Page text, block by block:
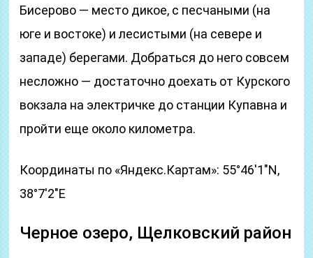
Бисерово — место дикое, с песчаными (на
юге и востоке) и лесистыми (на севере и
западе) берегами. Добраться до него совсем
несложно — достаточно доехать от Курского
вокзала на электричке до станции Купавна и
пройти еще около километра.
Координаты по «Яндекс.Картам»: 55°46′1″N,
38°7′2″E
Черное озеро, Щелковский район